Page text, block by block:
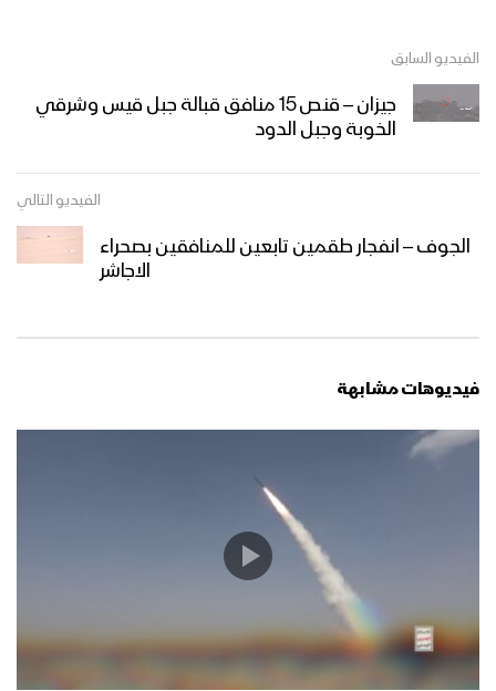
الفيديو السابق
جيزان – قنص 15 منافق قبالة جبل قيس وشرقي
الخوبة وجبل الدود
الفيديو التالي
الجوف – انفجار طقمين تابعين للمنافقين بصحراء
الاجاشر
فيديوهات مشابهة